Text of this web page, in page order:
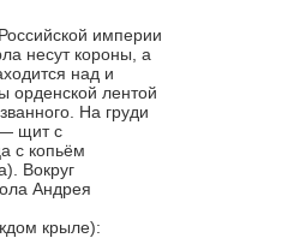
империи
несут короны, а
над и
орденской лентой
На груди
— щит с
с копьём
Вокруг
Андрея
крыле):